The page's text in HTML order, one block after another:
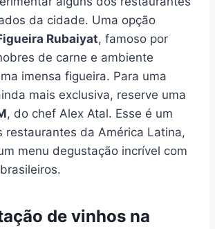
da cidade. Uma opção
Rubaiyat, famoso por
de carne e ambiente
imensa figueira. Para uma
mais exclusiva, reserve uma
, do chef Alex Atal. Esse é um
restaurantes da América Latina,
menu degustação incrível com
de vinhos na